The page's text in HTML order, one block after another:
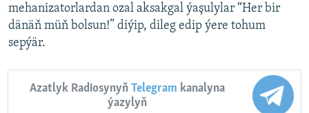
mehanizatorlardan ozal aksakgal ýaşulylar “Her bir
dänäň müň bolsun!” diýip, dileg edip ýere tohum
sepýär.
Azatlyk Radiosynyň Telegram kanalyna
ýazylyň